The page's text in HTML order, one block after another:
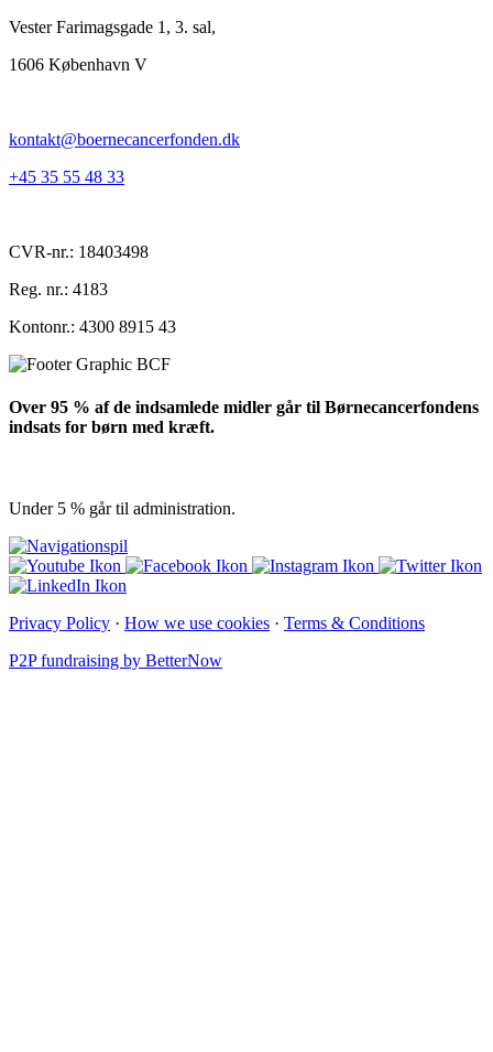
Vester Farimagsgade 1, 3. sal,
1606 København V
kontakt@boernecancerfonden.dk
+45 35 55 48 33
CVR-nr.: 18403498
Reg. nr.: 4183
Kontonr.: 4300 8915 43
Over 95 % af de indsamlede midler går til Børnecancerfondens
indsats for børn med kræft.
Under 5 % går til administration.
Privacy Policy · How we use cookies · Terms & Conditions
P2P fundraising by BetterNow